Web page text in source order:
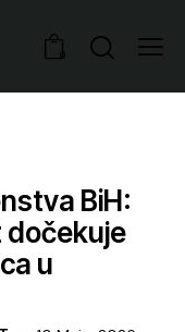
0
BiH:
dočekuje
u